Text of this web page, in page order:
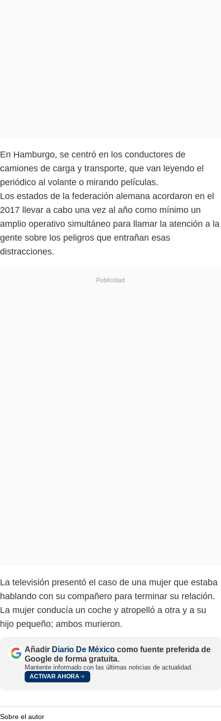
En Hamburgo, se centró en los conductores de
camiones de carga y transporte, que van leyendo el
periódico al volante o mirando películas.
Los estados de la federación alemana acordaron en el
2017 llevar a cabo una vez al año como mínimo un
amplio operativo simultáneo para llamar la atención a la
gente sobre los peligros que entrañan esas
distracciones.
La televisión presentó el caso de una mujer que estaba
hablando con su compañero para terminar su relación.
La mujer conducía un coche y atropelló a otra y a su
hijo pequeño; ambos murieron.
Añadir Diario De México como fuente preferida de
Google de forma gratuita.
Mantente informado con las últimas noticias de actualidad.
ACTIVAR AHORA
Sobre el autor